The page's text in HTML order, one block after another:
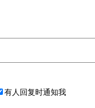
有人回复时通知我